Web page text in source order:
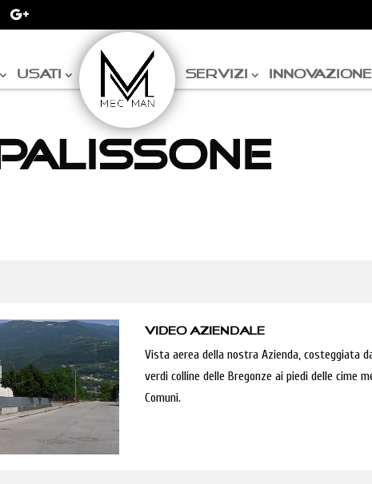
USATI SERVIZI INNOVAZIONE
PALISSONE
VIDEO AZIENDALE
Vista aerea della nostra Azienda, costeggiata
verdi colline delle Bregonze ai piedi delle cime
Comuni.